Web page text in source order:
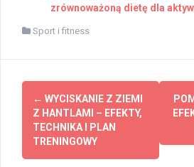
zrównoważoną dietę dla
Sport i fitness
Post
navigation
← WYCISKANIE Z ZIEMI
Z HANTLAMI – EFEKTY,
TECHNIKA I PLAN
TRENINGOWY